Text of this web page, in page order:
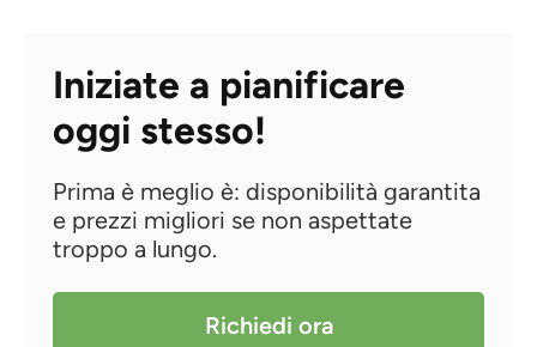
Iniziate a pianificare
oggi stesso!
Prima è meglio è: disponibilità garantita
e prezzi migliori se non aspettate
troppo a lungo.
Richiedi ora